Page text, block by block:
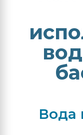
Вода